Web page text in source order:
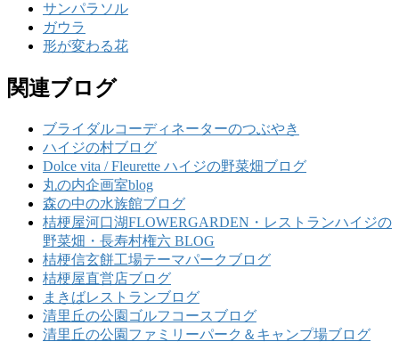
サンパラソル
ガウラ
形が変わる花
関連ブログ
ブライダルコーディネーターのつぶやき
ハイジの村ブログ
Dolce vita / Fleurette ハイジの野菜畑ブログ
丸の内企画室blog
森の中の水族館ブログ
桔梗屋河口湖FLOWERGARDEN・レストランハイジの
野菜畑・長寿村権六 BLOG
桔梗信玄餅工場テーマパークブログ
桔梗屋直営店ブログ
まきばレストランブログ
清里丘の公園ゴルフコースブログ
清里丘の公園ファミリーパーク＆キャンプ場ブログ